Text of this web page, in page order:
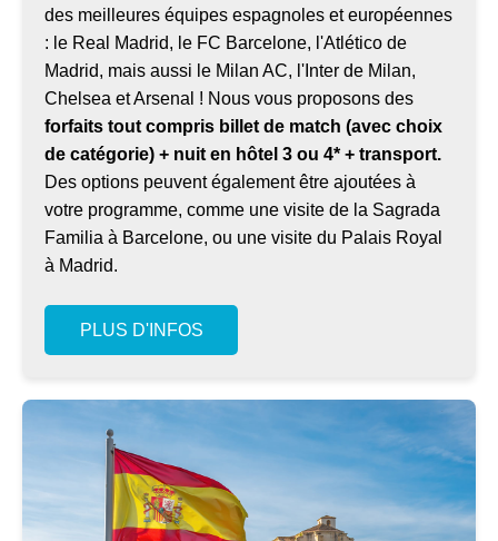
des meilleures équipes espagnoles et européennes
: le Real Madrid, le FC Barcelone, l'Atlético de
Madrid, mais aussi le Milan AC, l'Inter de Milan,
Chelsea et Arsenal ! Nous vous proposons des
forfaits tout compris billet de match (avec choix
de catégorie) + nuit en hôtel 3 ou 4* + transport.
Des options peuvent également être ajoutées à
votre programme, comme une visite de la Sagrada
Familia à Barcelone, ou une visite du Palais Royal
à Madrid.
PLUS D'INFOS